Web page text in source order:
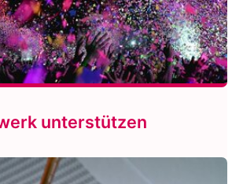
unterstützen